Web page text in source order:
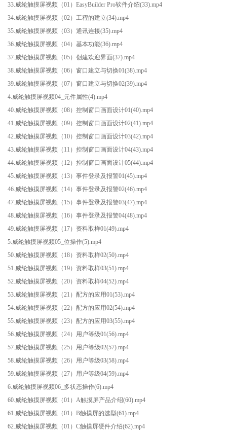
33.威纶触摸屏视频（01）EasyBuilder Pro软件介绍(33).mp4
34.威纶触摸屏视频（02）工程的建立(34).mp4
35.威纶触摸屏视频（03）通讯连接(35).mp4
36.威纶触摸屏视频（04）基本功能(36).mp4
37.威纶触摸屏视频（05）创建欢迎界面(37).mp4
38.威纶触摸屏视频（06）窗口建立与切换01(38).mp4
39.威纶触摸屏视频（07）窗口建立与切换02(39).mp4
4.威纶触摸屏视频04_元件属性(4).mp4
40.威纶触摸屏视频（08）控制窗口画面设计01(40).mp4
41.威纶触摸屏视频（09）控制窗口画面设计02(41).mp4
42.威纶触摸屏视频（10）控制窗口画面设计03(42).mp4
43.威纶触摸屏视频（11）控制窗口画面设计04(43).mp4
44.威纶触摸屏视频（12）控制窗口画面设计05(44).mp4
45.威纶触摸屏视频（13）事件登录及报警01(45).mp4
46.威纶触摸屏视频（14）事件登录及报警02(46).mp4
47.威纶触摸屏视频（15）事件登录及报警03(47).mp4
48.威纶触摸屏视频（16）事件登录及报警04(48).mp4
49.威纶触摸屏视频（17）资料取样01(49).mp4
5.威纶触摸屏视频05_位操作(5).mp4
50.威纶触摸屏视频（18）资料取样02(50).mp4
51.威纶触摸屏视频（19）资料取样03(51).mp4
52.威纶触摸屏视频（20）资料取样04(52).mp4
53.威纶触摸屏视频（21）配方的应用01(53).mp4
54.威纶触摸屏视频（22）配方的应用02(54).mp4
55.威纶触摸屏视频（23）配方的应用03(55).mp4
56.威纶触摸屏视频（24）用户等级01(56).mp4
57.威纶触摸屏视频（25）用户等级02(57).mp4
58.威纶触摸屏视频（26）用户等级03(58).mp4
59.威纶触摸屏视频（27）用户等级04(59).mp4
6.威纶触摸屏视频06_多状态操作(6).mp4
60.威纶触摸屏视频（01）A触摸屏产品介绍(60).mp4
61.威纶触摸屏视频（01）B触摸屏的选型(61).mp4
62.威纶触摸屏视频（01）C触摸屏硬件介绍(62).mp4